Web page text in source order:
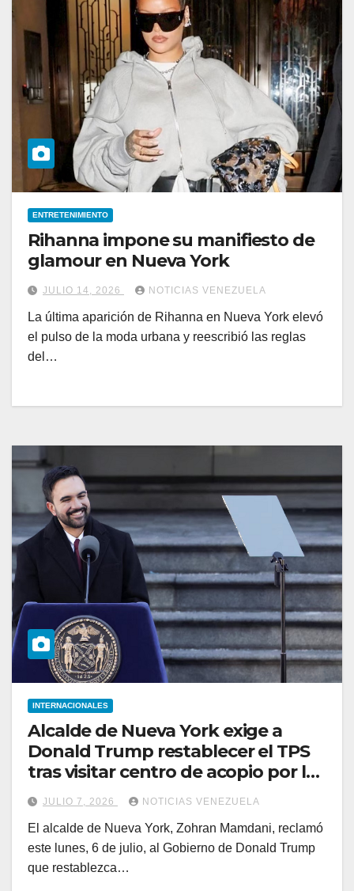
ENTRETENIMIENTO
Rihanna impone su manifiesto de
glamour en Nueva York
JULIO 14, 2026 NOTICIAS VENEZUELA
La última aparición de Rihanna en Nueva York elevó
el pulso de la moda urbana y reescribió las reglas
del…
INTERNACIONALES
Alcalde de Nueva York exige a
Donald Trump restablecer el TPS
tras visitar centro de acopio por los
sismos
JULIO 7, 2026 NOTICIAS VENEZUELA
El alcalde de Nueva York, Zohran Mamdani, reclamó
este lunes, 6 de julio, al Gobierno de Donald Trump
que restablezca…